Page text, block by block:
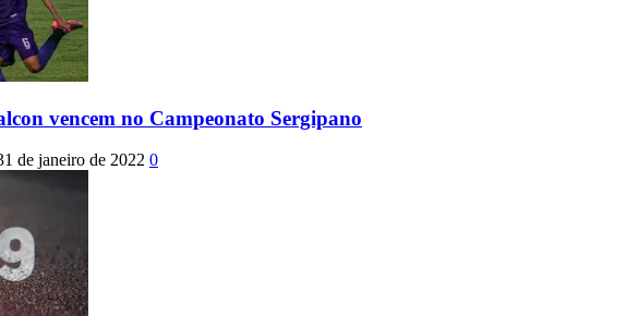
vencem no Campeonato Sergipano
de janeiro de 2022 0